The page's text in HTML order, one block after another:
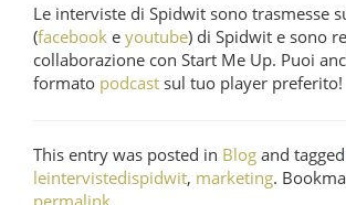
Le interviste di Spidwit sono trasmesse
(facebook e youtube) di Spidwit e sono
collaborazione con Start Me Up. Puoi
formato podcast sul tuo player preferito!
This entry was posted in Blog and tagged
leintervistedispidwit, marketing.
permalink.